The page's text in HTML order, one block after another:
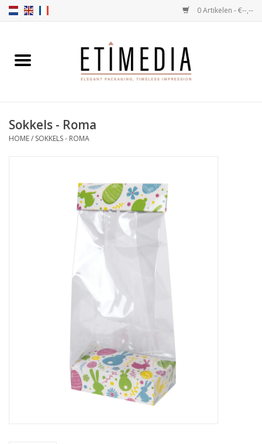
0 Artikelen - €--,--
Home
Transparant
Showroomdagen
Sokkels - Roma
HOME/ SOKKELS - ROMA